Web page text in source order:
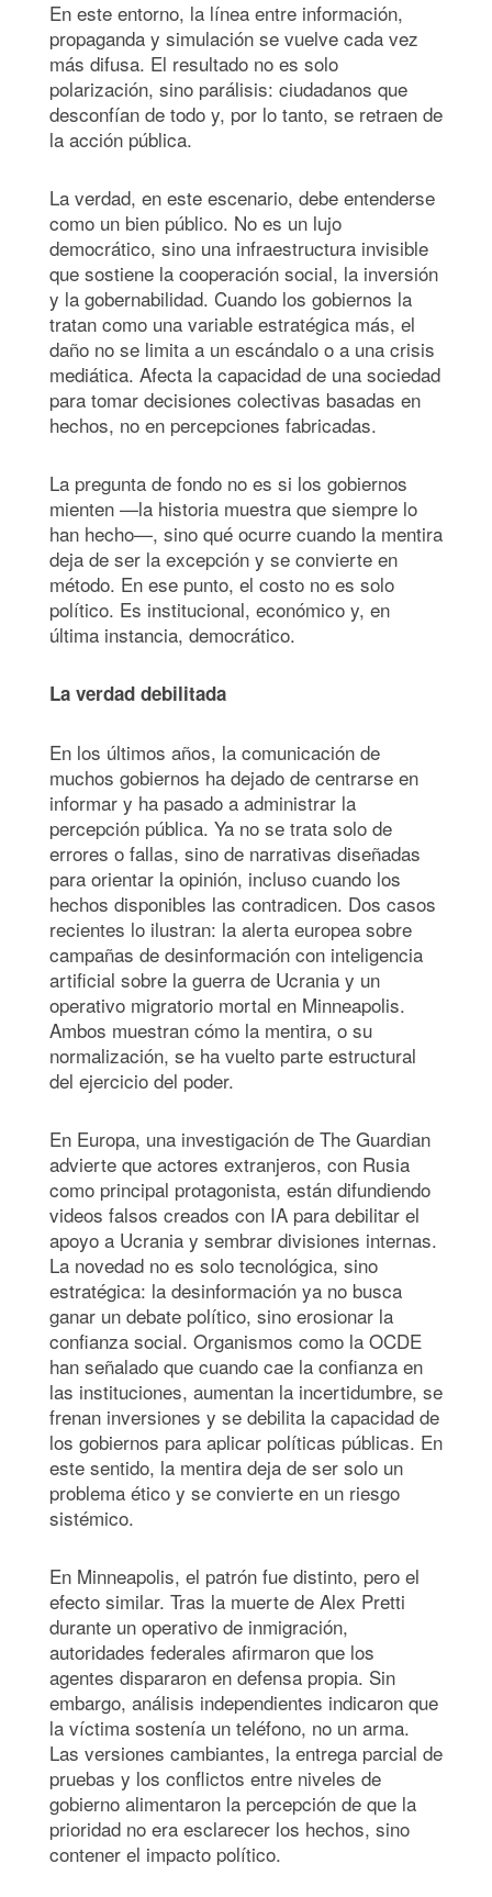
En este entorno, la línea entre información,
propaganda y simulación se vuelve cada vez
más difusa. El resultado no es solo
polarización, sino parálisis: ciudadanos que
desconfían de todo y, por lo tanto, se retraen de
la acción pública.
La verdad, en este escenario, debe entenderse
como un bien público. No es un lujo
democrático, sino una infraestructura invisible
que sostiene la cooperación social, la inversión
y la gobernabilidad. Cuando los gobiernos la
tratan como una variable estratégica más, el
daño no se limita a un escándalo o a una crisis
mediática. Afecta la capacidad de una sociedad
para tomar decisiones colectivas basadas en
hechos, no en percepciones fabricadas.
La pregunta de fondo no es si los gobiernos
mienten —la historia muestra que siempre lo
han hecho—, sino qué ocurre cuando la mentira
deja de ser la excepción y se convierte en
método. En ese punto, el costo no es solo
político. Es institucional, económico y, en
última instancia, democrático.
La verdad debilitada
En los últimos años, la comunicación de
muchos gobiernos ha dejado de centrarse en
informar y ha pasado a administrar la
percepción pública. Ya no se trata solo de
errores o fallas, sino de narrativas diseñadas
para orientar la opinión, incluso cuando los
hechos disponibles las contradicen. Dos casos
recientes lo ilustran: la alerta europea sobre
campañas de desinformación con inteligencia
artificial sobre la guerra de Ucrania y un
operativo migratorio mortal en Minneapolis.
Ambos muestran cómo la mentira, o su
normalización, se ha vuelto parte estructural
del ejercicio del poder.
En Europa, una investigación de The Guardian
advierte que actores extranjeros, con Rusia
como principal protagonista, están difundiendo
videos falsos creados con IA para debilitar el
apoyo a Ucrania y sembrar divisiones internas.
La novedad no es solo tecnológica, sino
estratégica: la desinformación ya no busca
ganar un debate político, sino erosionar la
confianza social. Organismos como la OCDE
han señalado que cuando cae la confianza en
las instituciones, aumentan la incertidumbre, se
frenan inversiones y se debilita la capacidad de
los gobiernos para aplicar políticas públicas. En
este sentido, la mentira deja de ser solo un
problema ético y se convierte en un riesgo
sistémico.
En Minneapolis, el patrón fue distinto, pero el
efecto similar. Tras la muerte de Alex Pretti
durante un operativo de inmigración,
autoridades federales afirmaron que los
agentes dispararon en defensa propia. Sin
embargo, análisis independientes indicaron que
la víctima sostenía un teléfono, no un arma.
Las versiones cambiantes, la entrega parcial de
pruebas y los conflictos entre niveles de
gobierno alimentaron la percepción de que la
prioridad no era esclarecer los hechos, sino
contener el impacto político.